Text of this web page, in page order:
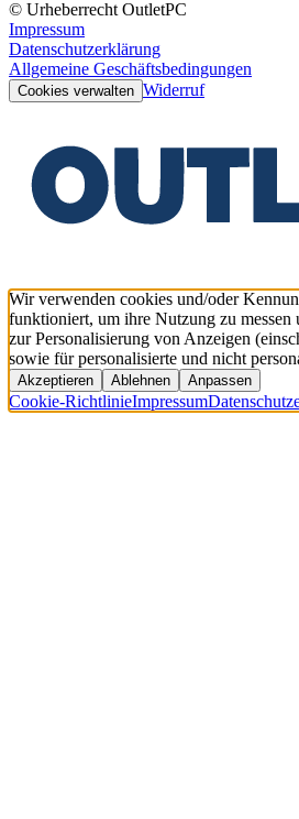
© Urheberrecht OutletPC
Impressum
Datenschutzerklärung
Allgemeine Geschäftsbedingungen
Cookies verwalten Widerruf
Wir verwenden cookies und/oder
funktioniert, um ihre Nutzung zu
zur Personalisierung von Anzeigen
sowie für personalisierte und nicht
Akzeptieren Ablehnen Anpassen
Cookie-RichtlinieImpressum